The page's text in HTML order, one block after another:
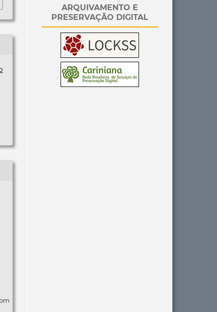
ARQUIVAMENTO E
PRESERVAÇÃO DIGITAL